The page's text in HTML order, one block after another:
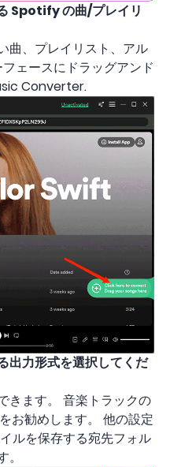
Spotify の曲/プレイリ
曲、プレイリスト、アル
ェースにドラッグアンド
Converter.
出力形式を選択してくだ
きます。 音楽トラックの
お勧めします。 他の設定
ルを保存する宛先フォル